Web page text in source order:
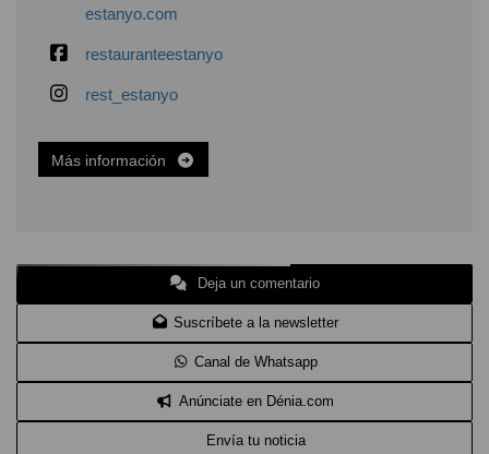
estanyo.com
restauranteestanyo
rest_estanyo
Más información
Deja un comentario
Suscríbete a la newsletter
Canal de Whatsapp
Anúnciate en Dénia.com
Envía tu noticia